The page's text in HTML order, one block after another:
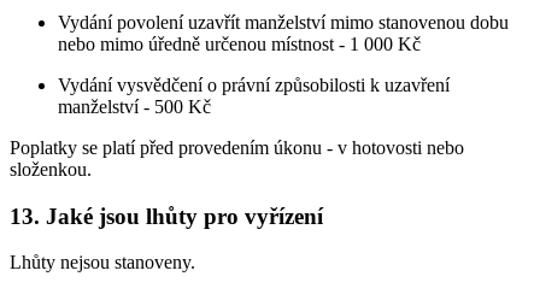
Vydání povolení uzavřít manželství mimo stanovenou dobu
nebo mimo úředně určenou místnost - 1 000 Kč
Vydání vysvědčení o právní způsobilosti k uzavření
manželství - 500 Kč
Poplatky se platí před provedením úkonu - v hotovosti nebo
složenkou.
13. Jaké jsou lhůty pro vyřízení
Lhůty nejsou stanoveny.